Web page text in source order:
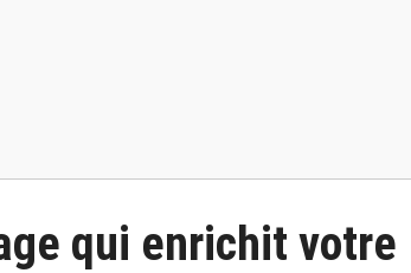
qui enrichit votre